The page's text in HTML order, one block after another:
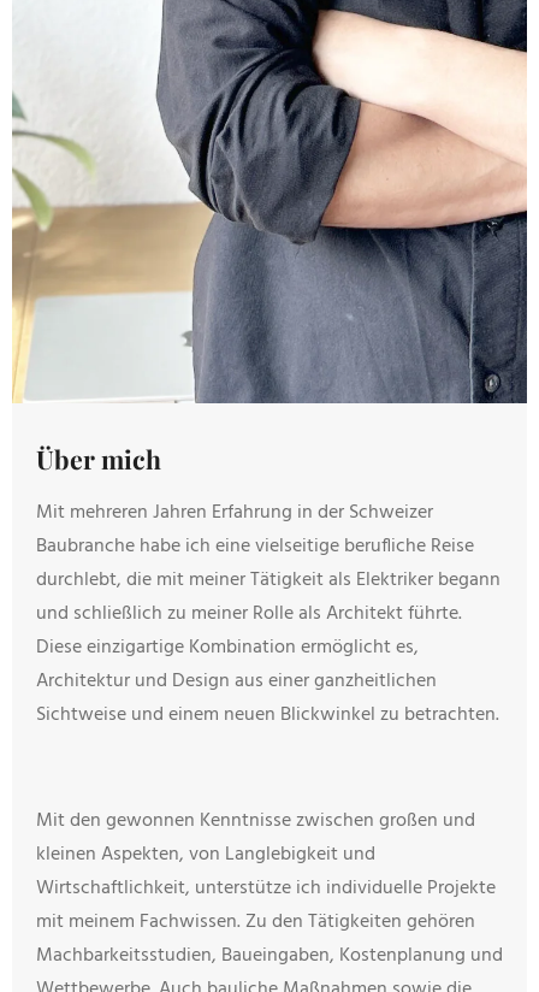
Über mich
Mit mehreren Jahren Erfahrung in der Schweizer
Baubranche habe ich eine vielseitige berufliche Reise
durchlebt, die mit meiner Tätigkeit als Elektriker begann
und schließlich zu meiner Rolle als Architekt führte.
Diese einzigartige Kombination ermöglicht es,
Architektur und Design aus einer ganzheitlichen
Sichtweise und einem neuen Blickwinkel zu betrachten.
Mit den gewonnen Kenntnisse zwischen großen und
kleinen Aspekten, von Langlebigkeit und
Wirtschaftlichkeit, unterstütze ich individuelle Projekte
mit meinem Fachwissen. Zu den Tätigkeiten gehören
Machbarkeitsstudien, Baueingaben, Kostenplanung und